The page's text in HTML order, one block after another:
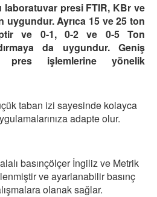
laboratuvar presi FTIR, KBr ve
uygundur. Ayrıca 15 ve 25 ton
ve 0-1, 0-2 ve 0-5 Ton
da uygundur. Geniş
pres işlemlerine yönelik
taban izi sayesinde kolayca
adapte olur.
basınçölçer İngiliz ve Metrik
ve ayarlanabilir basınç
olanak sağlar.